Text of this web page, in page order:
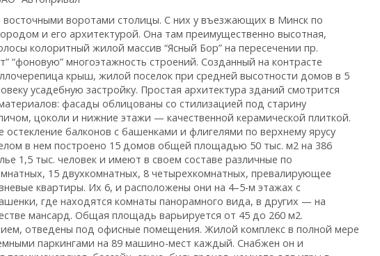
воротами столицы. С них у въезжающих в Минск по
и его архитектурой. Она там преимущественно высотная,
колоритный жилой массив “Ясный Бор” на пересечении пр.
“фоновую” многоэтажность строений. Созданный на контрасте
крыш, жилой поселок при средней высотности домов в 5
усадебную застройку. Простая архитектура зданий смотрится
фасады облицованы со стилизацией под старину
цоколи и нижние этажи — качественной керамической плиткой.
балконов с башенками и флигелями по верхнему ярусу
в нем построено 15 домов общей площадью 50 тыс. м2 на 386
1,5 тыс. человек и имеют в своем составе различные по
15 двухкомнатных, 8 четырехкомнатных, превалирующее
квартиры. Их 6, и расположены они на 4–5-м этажах с
где находятся комнаты панорамного вида, в других — на
мансард. Общая площадь варьируется от 45 до 260 м2.
отведены под офисные помещения. Жилой комплекс в полной мере
паркингами на 89 машино-мест каждый. Снабжен он и